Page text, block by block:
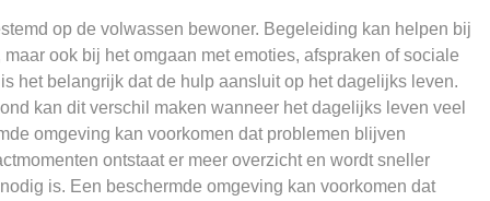
op de volwassen bewoner. Begeleiding kan helpen bij
ook bij het omgaan met emoties, afspraken of sociale
het belangrijk dat de hulp aansluit op het dagelijks leven.
kan dit verschil maken wanneer het dagelijks leven veel
omgeving kan voorkomen dat problemen blijven
ontstaat er meer overzicht en wordt sneller
is. Een beschermde omgeving kan voorkomen dat